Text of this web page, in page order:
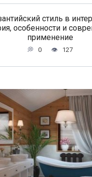
стиль в
особенности и
применение
0 127